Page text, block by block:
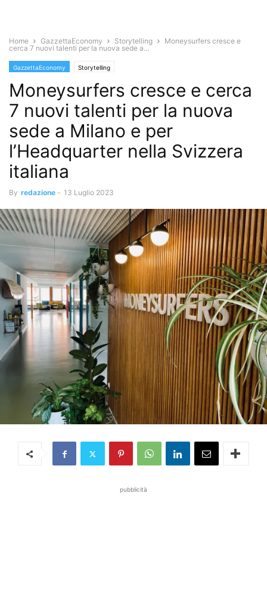
Home GazzettaEconomy Storytelling
Moneysurfers cresce e
cerca 7 nuovi talenti per la nuova sede a...
GazzettaEconomy Storytelling
Moneysurfers cresce e cerca
7 nuovi talenti per la nuova
sede a Milano e per
l’Headquarter nella Svizzera
italiana
By redazione - 13 Luglio 2023
pubblicità